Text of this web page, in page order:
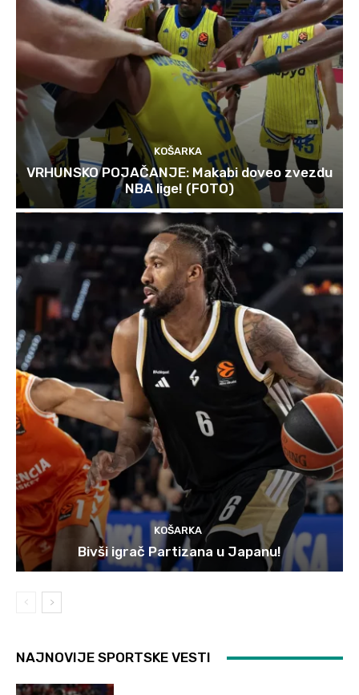
KOŠARKA
VRHUNSKO POJAČANJE: Makabi doveo zvezdu
NBA lige! (FOTO)
KOŠARKA
Bivši igrač Partizana u Japanu!
NAJNOVIJE SPORTSKE VESTI